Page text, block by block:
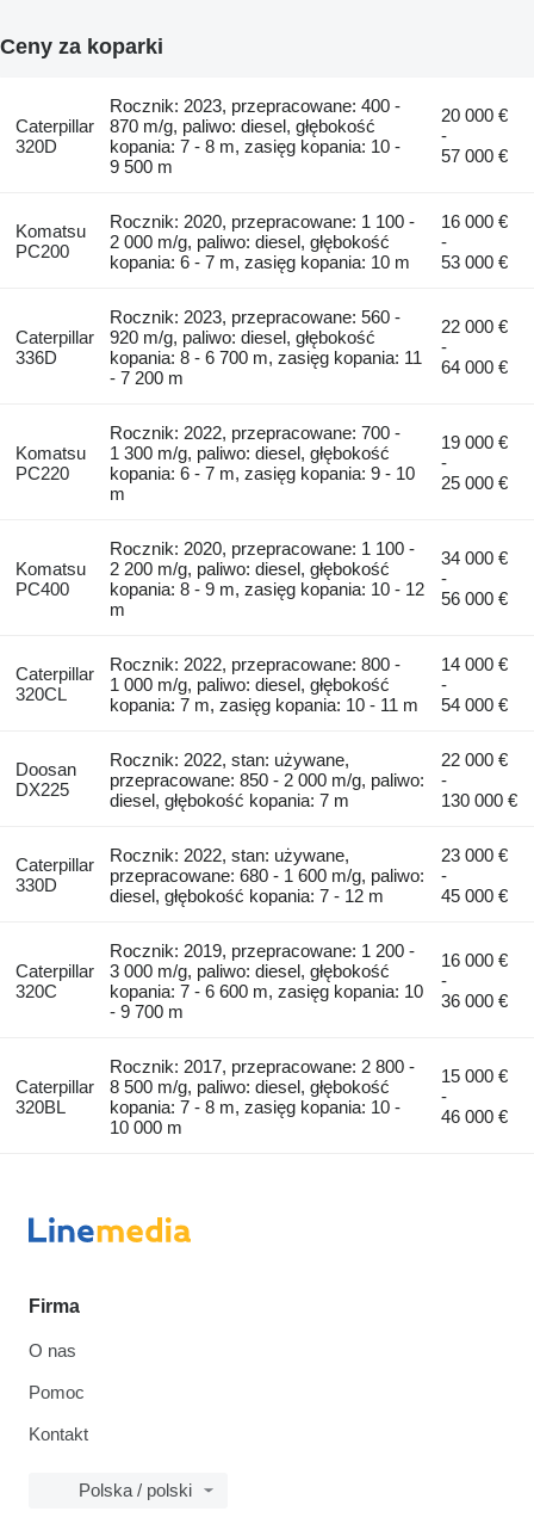
Ceny za koparki
Caterpillar
320D
Rocznik: 2023, przepracowane: 400 -
870 m/g, paliwo: diesel, głębokość
kopania: 7 - 8 m, zasięg kopania: 10 -
9 500 m
20 000 €
-
57 000 €
Komatsu
PC200
Rocznik: 2020, przepracowane: 1 100 -
2 000 m/g, paliwo: diesel, głębokość
kopania: 6 - 7 m, zasięg kopania: 10 m
16 000 €
-
53 000 €
Caterpillar
336D
Rocznik: 2023, przepracowane: 560 -
920 m/g, paliwo: diesel, głębokość
kopania: 8 - 6 700 m, zasięg kopania: 11
- 7 200 m
22 000 €
-
64 000 €
Komatsu
PC220
Rocznik: 2022, przepracowane: 700 -
1 300 m/g, paliwo: diesel, głębokość
kopania: 6 - 7 m, zasięg kopania: 9 - 10
m
19 000 €
-
25 000 €
Komatsu
PC400
Rocznik: 2020, przepracowane: 1 100 -
2 200 m/g, paliwo: diesel, głębokość
kopania: 8 - 9 m, zasięg kopania: 10 - 12
m
34 000 €
-
56 000 €
Caterpillar
320CL
Rocznik: 2022, przepracowane: 800 -
1 000 m/g, paliwo: diesel, głębokość
kopania: 7 m, zasięg kopania: 10 - 11 m
14 000 €
-
54 000 €
Doosan
DX225
Rocznik: 2022, stan: używane,
przepracowane: 850 - 2 000 m/g, paliwo:
diesel, głębokość kopania: 7 m
22 000 €
-
130 000 €
Caterpillar
330D
Rocznik: 2022, stan: używane,
przepracowane: 680 - 1 600 m/g, paliwo:
diesel, głębokość kopania: 7 - 12 m
23 000 €
-
45 000 €
Caterpillar
320C
Rocznik: 2019, przepracowane: 1 200 -
3 000 m/g, paliwo: diesel, głębokość
kopania: 7 - 6 600 m, zasięg kopania: 10
- 9 700 m
16 000 €
-
36 000 €
Caterpillar
320BL
Rocznik: 2017, przepracowane: 2 800 -
8 500 m/g, paliwo: diesel, głębokość
kopania: 7 - 8 m, zasięg kopania: 10 -
10 000 m
15 000 €
-
46 000 €
Firma
O nas
Pomoc
Kontakt
Polska / polski